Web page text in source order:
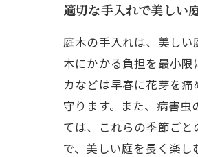
適切な手入れで美しい
庭木の手入れは、美し
木にかかる負担を最小
カなどは早春に花芽を
守ります。また、病害
ては、これらの季節ご
で、美しい庭を長く楽し